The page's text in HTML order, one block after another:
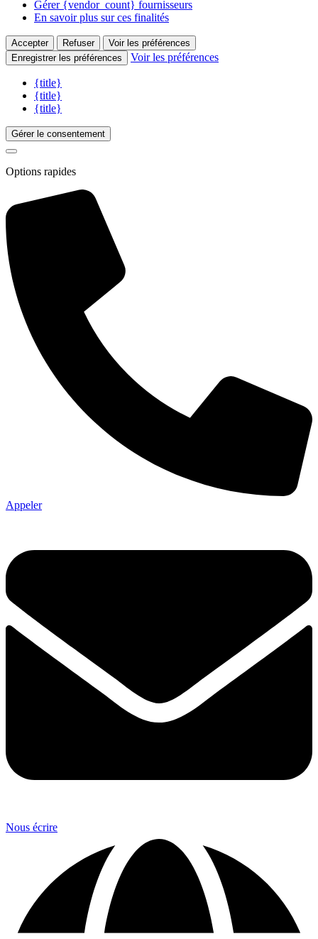
Gérer {vendor_count} fournisseurs
En savoir plus sur ces finalités
Accepter Refuser
Voir les préférences
Enregistrer les préférences
Voir les préférences
{title}
{title}
{title}
Gérer le consentement
Options rapides
Appeler
Nous écrire